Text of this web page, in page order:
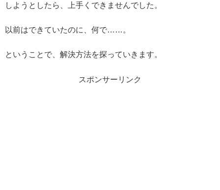
しようとしたら、上手くできませんでした。
以前はできていたのに、何で……。
ということで、解決方法を探っていきます。
スポンサーリンク